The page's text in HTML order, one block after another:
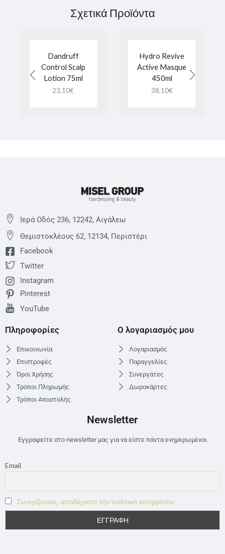
Σχετικά Προϊόντα
Dandruff
Control Scalp
Lotion 75ml
23,10€
Hydro Revive
Active Masque
450ml
38,10€
Ιερά Οδός 236, 12242, Αιγάλεω
Θεμιστoκλέους 62, 12134, Περιστέρι
Facebook
Twitter
Instagram
Pinterest
YouTube
Πληροφορίες
Επικοινωνία
Επιστροφές
Όροι Χρήσης
Τρόποι Πληρωμής
Τρόποι Αποστολής
Ο λογαριασμός μου
Λογαριασμός
Παραγγελίες
Συνεργάτες
Δωροκάρτες
Newsletter
Εγγραφείτε στο newsletter μας για να είστε πάντα ενημερωμένοι
Email
Συνεχίζοντας, αποδέχεστε την πολιτική απορρήτου